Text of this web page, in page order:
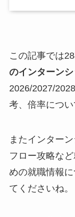
この記事では
のインターン
2026/2027/
考、倍率につい
またインター
フロー攻略な
めの就職情報
てくださいね。